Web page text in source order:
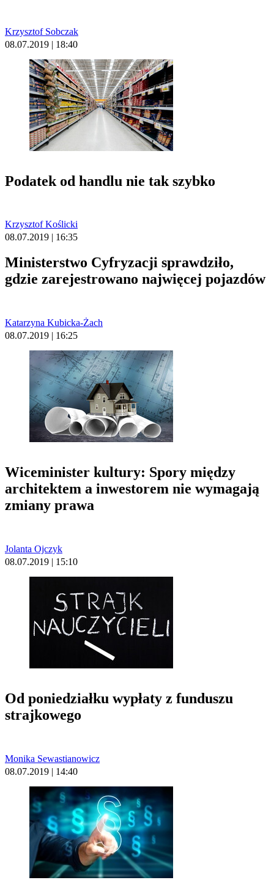
Krzysztof Sobczak
08.07.2019 | 18:40
Podatek od handlu nie tak szybko
Krzysztof Koślicki
08.07.2019 | 16:35
Ministerstwo Cyfryzacji sprawdziło,
gdzie zarejestrowano najwięcej pojazdów
Katarzyna Kubicka-Żach
08.07.2019 | 16:25
Wiceminister kultury: Spory między
architektem a inwestorem nie wymagają
zmiany prawa
Jolanta Ojczyk
08.07.2019 | 15:10
Od poniedziałku wypłaty z funduszu
strajkowego
Monika Sewastianowicz
08.07.2019 | 14:40